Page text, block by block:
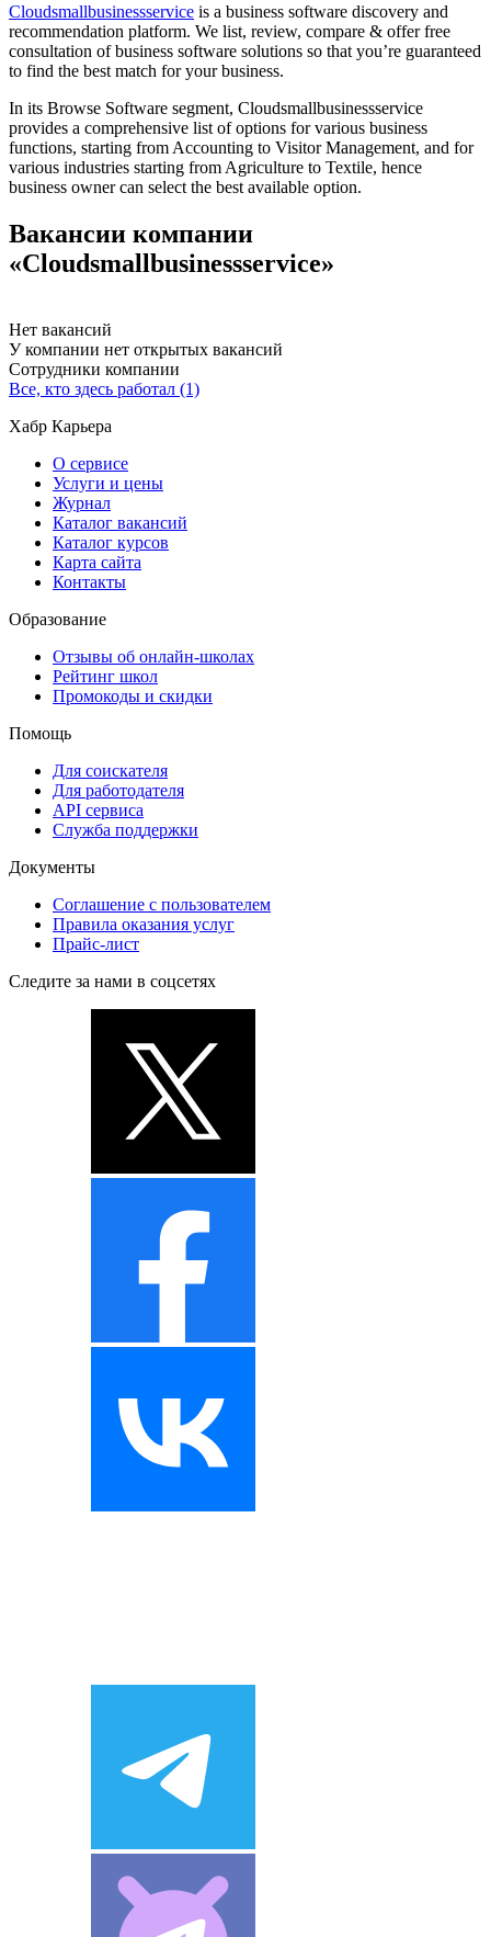
Cloudsmallbusinessservice is a business software discovery and
recommendation platform. We list, review, compare & offer free
consultation of business software solutions so that you’re guaranteed
to find the best match for your business.
In its Browse Software segment, Cloudsmallbusinessservice
provides a comprehensive list of options for various business
functions, starting from Accounting to Visitor Management, and for
various industries starting from Agriculture to Textile, hence
business owner can select the best available option.
Вакансии компании
«Сloudsmallbusinessservice»
Нет вакансий
У компании нет открытых вакансий
Сотрудники компании
Все, кто здесь работал (1)
Хабр Карьера
О сервисе
Услуги и цены
Журнал
Каталог вакансий
Каталог курсов
Карта сайта
Контакты
Образование
Отзывы об онлайн-школах
Рейтинг школ
Промокоды и скидки
Помощь
Для соискателя
Для работодателя
API сервиса
Служба поддержки
Документы
Соглашение с пользователем
Правила оказания услуг
Прайс-лист
Следите за нами в соцсетях